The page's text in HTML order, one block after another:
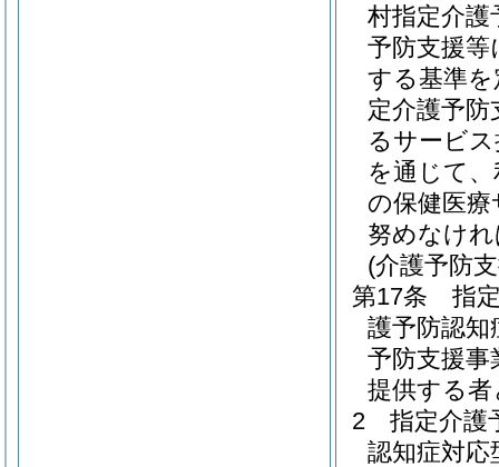
村指定介護
予防支援
する基準
定介護予
るサービ
を通じて
の保健医
努めなけ
(介護予防
第17条
指
護予防認
予防支援
提供する
2
指定介護
認知症対